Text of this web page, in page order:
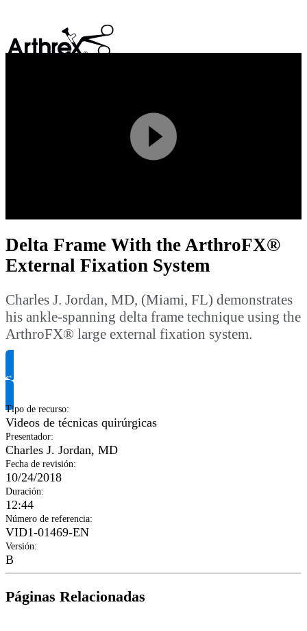
Play
Video
Delta Frame With the ArthroFX®
External Fixation System
Charles J. Jordan, MD, (Miami, FL) demonstrates
his ankle-spanning delta frame technique using the
ArthroFX® large external fixation system.
Solicitar información del producto
Tipo de recurso:
Videos de técnicas quirúrgicas
Presentador:
Charles J. Jordan, MD
Fecha de revisión:
10/24/2018
Duración:
12:44
Número de referencia:
VID1-01469-EN
Versión:
B
Páginas Relacionadas